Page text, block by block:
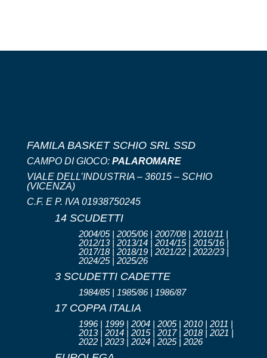
FAMILA BASKET SCHIO SRL SSD
CAMPO DI GIOCO: PALAROMARE
VIALE DELL’INDUSTRIA – 36015 – SCHIO
(VICENZA)
C.F. E P. IVA 01938750245
14 SCUDETTI
2004/05 | 2005/06 | 2007/08 | 2010/11 |
2012/13 | 2013/14 | 2014/15 | 2015/16 |
2017/18 | 2018/19 | 2021/22 | 2022/23 |
2024/25 | 2025/26
3 SCUDETTI CADETTE
1984/85 | 1985/86 | 1986/87
17 COPPA ITALIA
1996 | 1999 | 2004 | 2005 | 2010 | 2011 |
2013 | 2014 | 2015 | 2017 | 2018 | 2021 |
2022 | 2023 | 2024 | 2025 | 2026